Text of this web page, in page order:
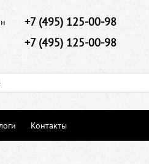
+7 (495) 125-00-98
+7 (495) 125-00-98
Контакты